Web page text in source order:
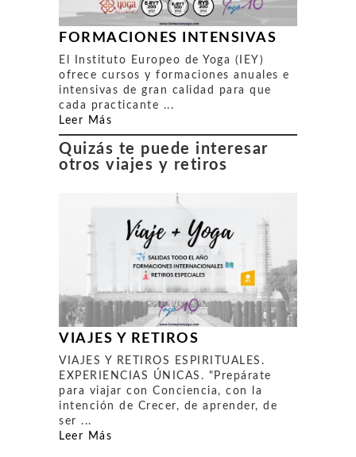
FORMACIONES INTENSIVAS
El Instituto Europeo de Yoga (IEY)
ofrece cursos y formaciones anuales e
intensivas de gran calidad para que
cada practicante ...
Leer Más
Quizás te puede interesar
otros viajes y retiros
VIAJES Y RETIROS
VIAJES Y RETIROS ESPIRITUALES.
EXPERIENCIAS ÚNICAS. "Prepárate
para viajar con Conciencia, con la
intención de Crecer, de aprender, de
ser ...
Leer Más